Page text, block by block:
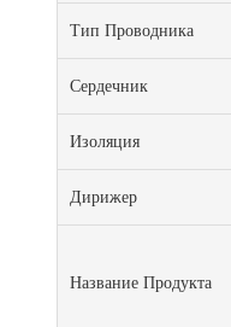
Тип Проводника
Сердечник
Изоляция
Дирижер
Название Продукта